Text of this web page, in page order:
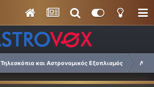
Τηλεσκόπια και Αστρονομικός Εξοπλισμός